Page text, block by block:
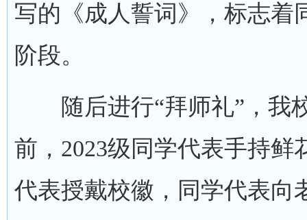
写的《成人誓词》，标志着
阶段。
随后进行“拜师礼”，我
前，2023级同学代表手持
代表授戴校徽，同学代表向